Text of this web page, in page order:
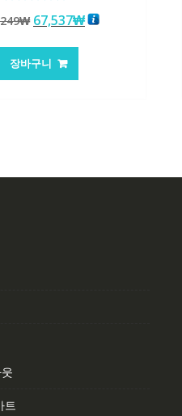
4.50
로 평가됨
₩ 원
가
격:
67,537₩현
장바구니
트